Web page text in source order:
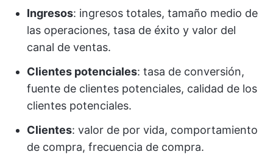
Ingresos: ingresos totales, tamaño medio de
las operaciones, tasa de éxito y valor del
canal de ventas.
Clientes potenciales: tasa de conversión,
fuente de clientes potenciales, calidad de los
clientes potenciales.
Clientes: valor de por vida, comportamiento
de compra, frecuencia de compra.